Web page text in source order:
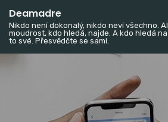
content
Deamadre
Nikdo není dokonalý, nikdo neví všechno.
moudrost, kdo hledá, najde. A kdo hledá
to své. Přesvědčte se sami.